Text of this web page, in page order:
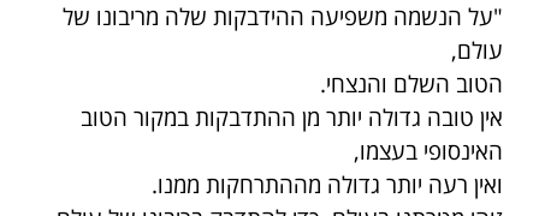
"על הנשמה משפיעה ההידבקות שלה מריבונו של
עולם,
הטוב השלם והנצחי.
אין טובה גדולה יותר מן ההתדבקות במקור הטוב
האינסופי בעצמו,
ואין רעה יותר גדולה מההתרחקות ממנו.